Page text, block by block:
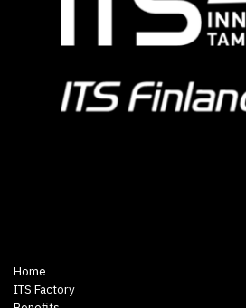
Home
ITS Factory